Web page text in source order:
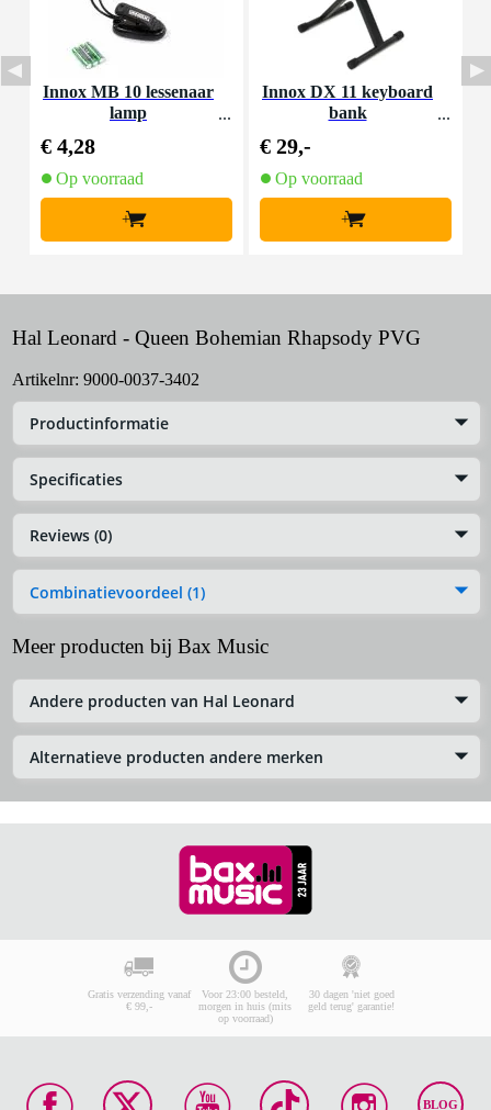
Innox MB 10 lessenaar
lamp
€ 4,28
Op voorraad
+
Innox DX 11 keyboard
bank
€ 29,-
Op voorraad
+
Hal Leonard - Queen Bohemian Rhapsody PVG
Artikelnr: 9000-0037-3402
Productinformatie
Specificaties
Reviews (0)
Combinatievoordeel (1)
Meer producten bij Bax Music
Andere producten van Hal Leonard
Alternatieve producten andere merken
Gratis verzending vanaf
€ 99,-
Voor 23:00 besteld,
morgen in huis (mits
op voorraad)
30 dagen 'niet goed
geld terug' garantie!
BLOG